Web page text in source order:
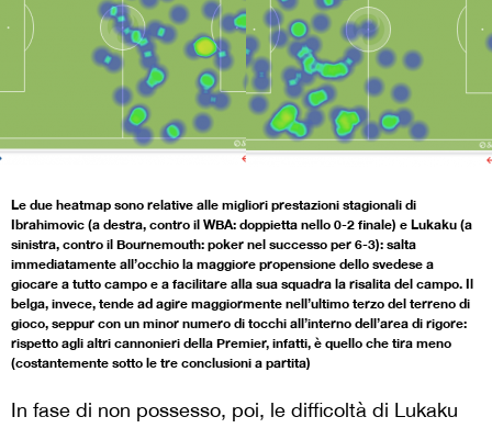
Le due heatmap sono relative alle migliori prestazioni stagionali di
Ibrahimovic (a destra, contro il WBA: doppietta nello 0-2 finale) e Lukaku (a
sinistra, contro il Bournemouth: poker nel successo per 6-3): salta
immediatamente all’occhio la maggiore propensione dello svedese a
giocare a tutto campo e a facilitare alla sua squadra la risalita del campo. Il
belga, invece, tende ad agire maggiormente nell’ultimo terzo del terreno di
gioco, seppur con un minor numero di tocchi all’interno dell’area di rigore:
rispetto agli altri cannonieri della Premier, infatti, è quello che tira meno
(costantemente sotto le tre conclusioni a partita)
In fase di non possesso, poi, le difficoltà di Lukaku